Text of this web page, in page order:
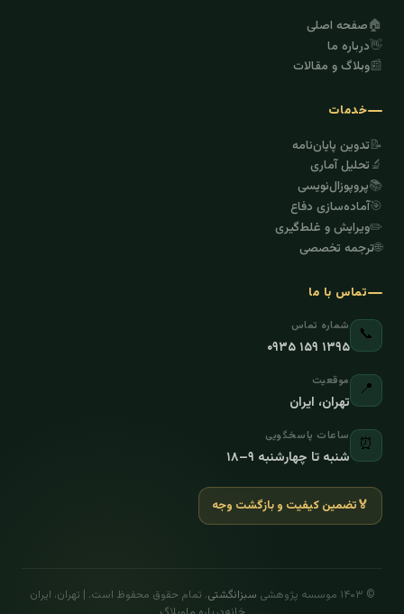
🏠صفحه اصلی
👋درباره ما
📰وبلاگ و مقالات
خدمات
📝تدوین پایان‌نامه
🔬تحلیل آماری
📚پروپوزال‌نویسی
🎯آماده‌سازی دفاع
✏️ویرایش و غلط‌گیری
🌐ترجمه تخصصی
تماس با ما
📞 شماره تماس
۰۹۳۵ ۱۵۹ ۱۳۹۵
📍 موقعیت
تهران، ایران
⏰ ساعات پاسخگویی
شنبه تا چهارشنبه ۹–۱۸
🏅تضمین کیفیت و بازگشت وجه
© ۱۴۰۳ موسسه پژوهشی سبزانگشتی. تمام حقوق محفوظ است. | تهران، ایران